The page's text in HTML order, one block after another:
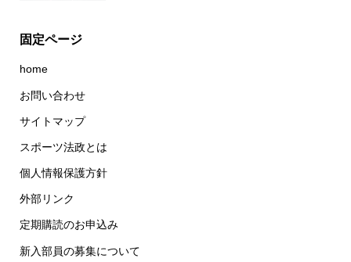
固定ページ
home
お問い合わせ
サイトマップ
スポーツ法政とは
個人情報保護方針
外部リンク
定期購読のお申込み
新入部員の募集について